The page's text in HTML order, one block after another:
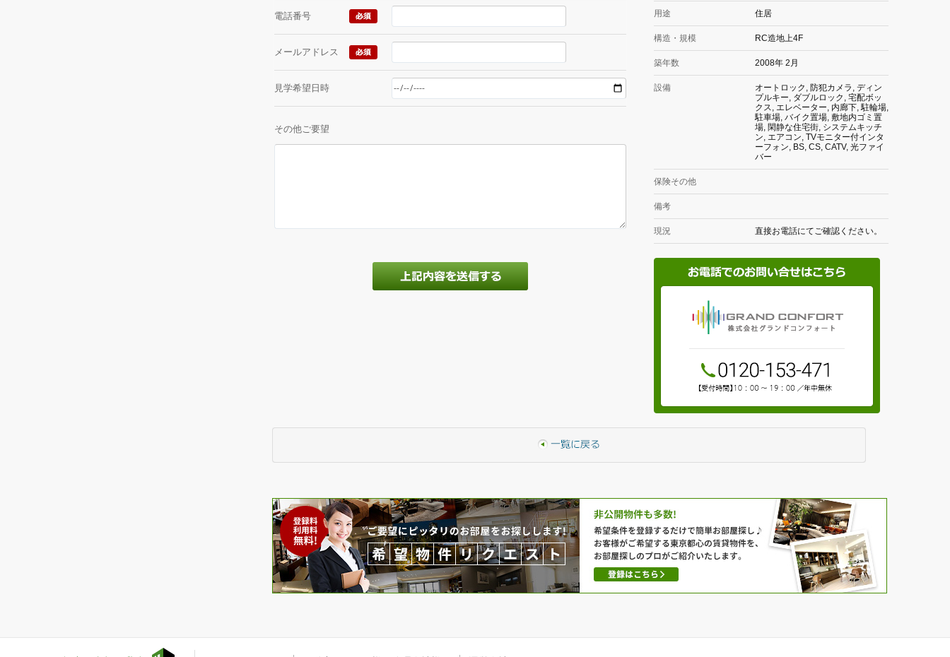
電話番号
メールアドレス
見学希望日時
その他ご要望
用途 住居
構造・規模 RC造地上4F
築年数 2008年 2月
設備
オートロック, 防犯カメラ, ディン
プルキー, ダブルロック, 宅配ボッ
クス, エレベーター, 内廊下, 駐輪場,
駐車場, バイク置場, 敷地内ゴミ置
場, 閑静な住宅街, システムキッチ
ン, エアコン, TVモニター付インタ
ーフォン, BS, CS, CATV, 光ファイ
バー
保険その他
備考
現況 直接お電話にてご確認ください。